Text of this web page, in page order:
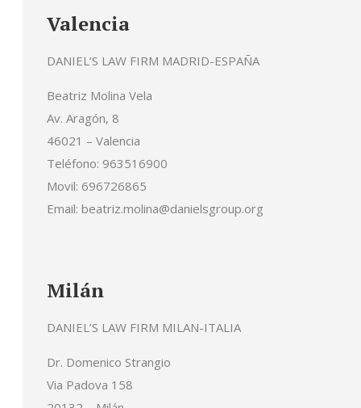
Valencia
DANIEL’S LAW FIRM MADRID-ESPAÑA
Beatriz Molina Vela
Av. Aragón, 8
46021 – Valencia
Teléfono: 963516900
Movil: 696726865
Email: beatriz.molina@danielsgroup.org
Milán
DANIEL’S LAW FIRM MILAN-ITALIA
Dr. Domenico Strangio
Via Padova 158